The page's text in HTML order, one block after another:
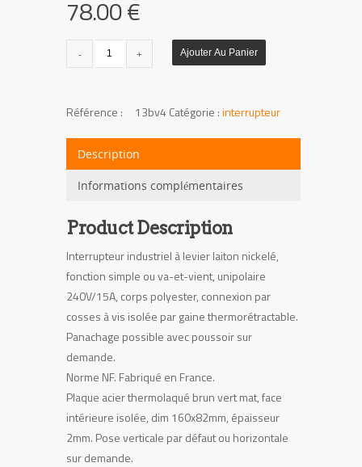
78.00€
quantité
de
triple
vert
carré
Ajouter Au Panier
UGS :
13bv4 Catégorie :interrupteur
Description
Informations complémentaires
Product Description
Interrupteur industriel à levier laiton nickelé,
fonction simple ou va-et-vient, unipolaire
240V/15A, corps polyester, connexion par
cosses à vis isolée par gaine thermorétractable.
Panachage possible avec poussoir sur
demande.
Norme NF. Fabriqué en France.
Plaque acier thermolaqué brun vert mat, face
intérieure isolée, dim 160x82mm, épaisseur
2mm. Pose verticale par défaut ou horizontale
sur demande.